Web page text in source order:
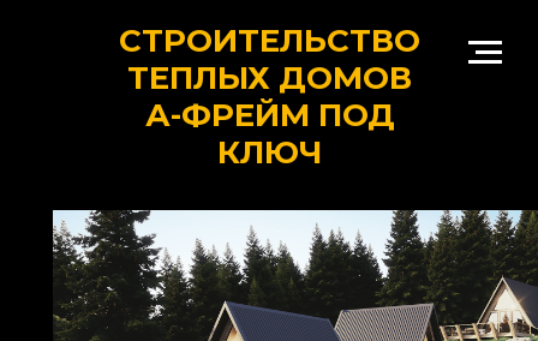
СТРОИТЕЛЬСТВО
ТЕПЛЫХ ДОМОВ
А-ФРЕЙМ ПОД
КЛЮЧ